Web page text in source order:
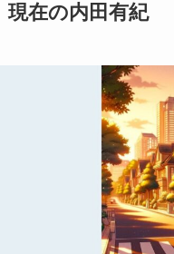
現在の内田有紀